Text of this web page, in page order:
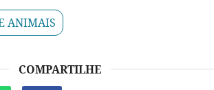
ANIMAIS
COMPARTILHE